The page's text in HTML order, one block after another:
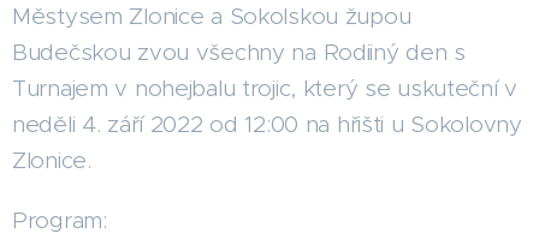
Městysem Zlonice a Sokolskou župou
Budečskou zvou všechny na Rodiiný den s
Turnajem v nohejbalu trojic, který se uskuteční v
neděli 4. září 2022 od 12:00 na hřišti u Sokolovny
Zlonice.
Program: